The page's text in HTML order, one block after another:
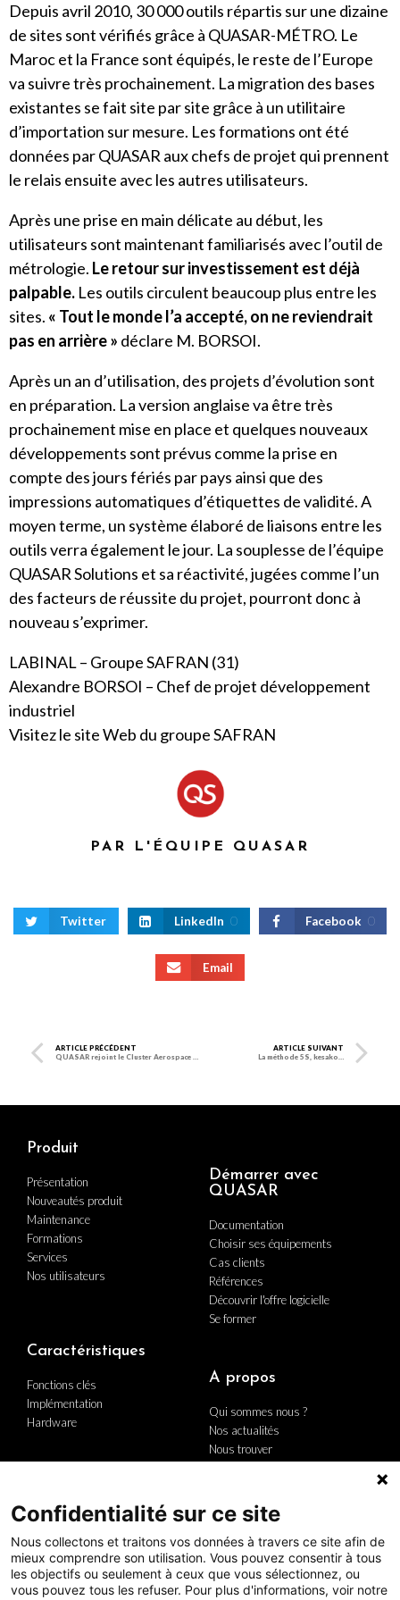
Depuis avril 2010, 30 000 outils répartis sur une dizaine
de sites sont vérifiés grâce à QUASAR-MÉTRO. Le
Maroc et la France sont équipés, le reste de l’Europe
va suivre très prochainement. La migration des bases
existantes se fait site par site grâce à un utilitaire
d’importation sur mesure. Les formations ont été
données par QUASAR aux chefs de projet qui prennent
le relais ensuite avec les autres utilisateurs.
Après une prise en main délicate au début, les
utilisateurs sont maintenant familiarisés avec l’outil de
métrologie. Le retour sur investissement est déjà
palpable. Les outils circulent beaucoup plus entre les
sites. « Tout le monde l’a accepté, on ne reviendrait
pas en arrière » déclare M. BORSOI.
Après un an d’utilisation, des projets d’évolution sont
en préparation. La version anglaise va être très
prochainement mise en place et quelques nouveaux
développements sont prévus comme la prise en
compte des jours fériés par pays ainsi que des
impressions automatiques d’étiquettes de validité. A
moyen terme, un système élaboré de liaisons entre les
outils verra également le jour. La souplesse de l’équipe
QUASAR Solutions et sa réactivité, jugées comme l’un
des facteurs de réussite du projet, pourront donc à
nouveau s’exprimer.
LABINAL – Groupe SAFRAN (31)
Alexandre BORSOI – Chef de projet développement
industriel
Visitez le site Web du groupe SAFRAN
PAR L'ÉQUIPE QUASAR
Twitter LinkedIn 0 Facebook 0
Email
ARTICLE PRÉCÉDENT
QUASAR rejoint le Cluster Aerospace Rhône-Alpes
ARTICLE SUIVANT
La méthode 5S, kesako…
Produit
Présentation
Nouveautés produit
Maintenance
Formations
Services
Nos utilisateurs
Démarrer avec
QUASAR
Documentation
Choisir ses équipements
Cas clients
Références
Découvrir l'offre logicielle
Se former
Caractéristiques
Fonctions clés
Implémentation
Hardware
A propos
Qui sommes nous ?
Nos actualités
Nous trouver
Le groupe
Politique Qualité
Confidentialité sur ce site
Nous collectons et traitons vos données à travers ce site afin de
mieux comprendre son utilisation. Vous pouvez consentir à tous
les objectifs ou seulement à ceux que vous sélectionnez, ou
vous pouvez tous les refuser. Pour plus d'informations, voir notre